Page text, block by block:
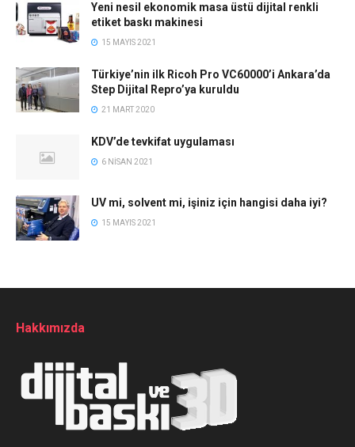
Yeni nesil ekonomik masa üstü dijital renkli
etiket baskı makinesi
15 MAYIS 2021
Türkiye’nin ilk Ricoh Pro VC60000’i Ankara’da
Step Dijital Repro’ya kuruldu
21 MART 2020
KDV’de tevkifat uygulaması
6 NISAN 2021
UV mi, solvent mi, işiniz için hangisi daha iyi?
15 MAYIS 2021
Hakkımızda